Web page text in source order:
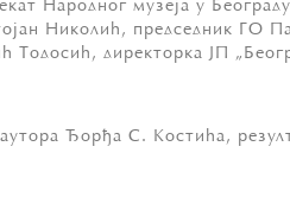
Народног музеја у
Николић, председник ГО
Тодосић, директорка ЈП
Ђорђа С. Костића,